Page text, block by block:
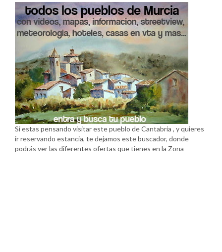
Si estas pensando visitar este pueblo de Cantabria , y quieres
ir reservando estancia, te dejamos este buscador, donde
podrás ver las diferentes ofertas que tienes en la Zona